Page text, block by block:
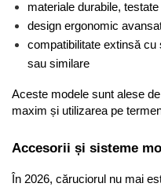
materiale durabile,
design ergonomic
compatibilitate extinsă cu
sau similare
Aceste modele sunt alese
maxim și utilizarea pe
Accesorii și sisteme
În 2026, căruciorul nu mai